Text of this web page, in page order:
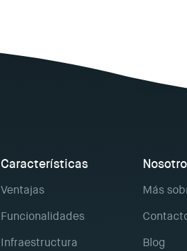
Características
Ventajas
Funcionalidades
Infraestructura
Más
Blog